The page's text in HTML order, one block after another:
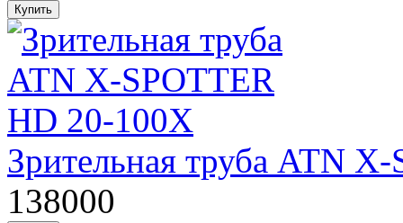
Зрительная труба ATN
138000